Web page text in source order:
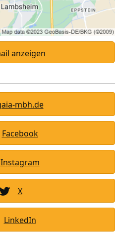
anzeigen
mbh.de
Facebook
Instagram
X
LinkedIn